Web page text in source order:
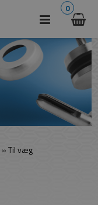
0
»Til væg